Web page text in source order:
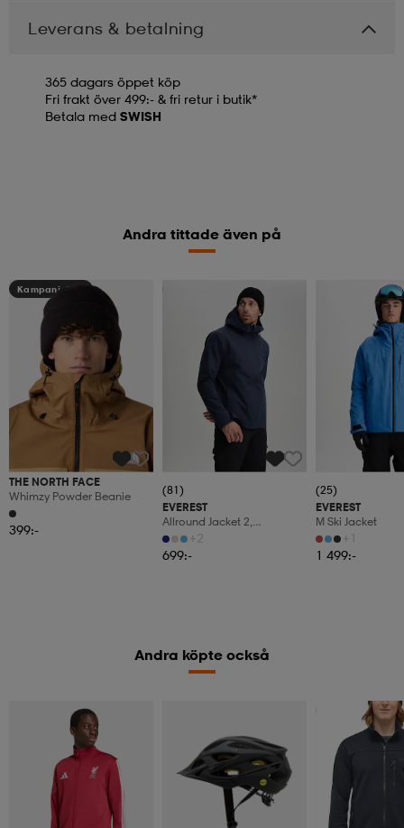
Leverans & betalning
365 dagars öppet köp
Fri frakt över 499:- & fri retur i butik*
Betala med SWISH
Andra tittade även på
Kampanj -25%
THE NORTH FACE
Whimzy Powder Beanie
399:-
(81)
EVEREST
Allround Jacket 2,
Regnjacka, Herr
+2
699:-
(25)
EVEREST
M Ski Jacket
+1
1 499:-
Andra köpte också
Kampanj -25%